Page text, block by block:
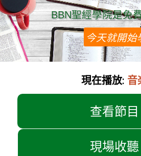
BBN聖經學院是免
BBN聖經學院是免
今天就開始
現在播放: 音
查看節目
現場收聽